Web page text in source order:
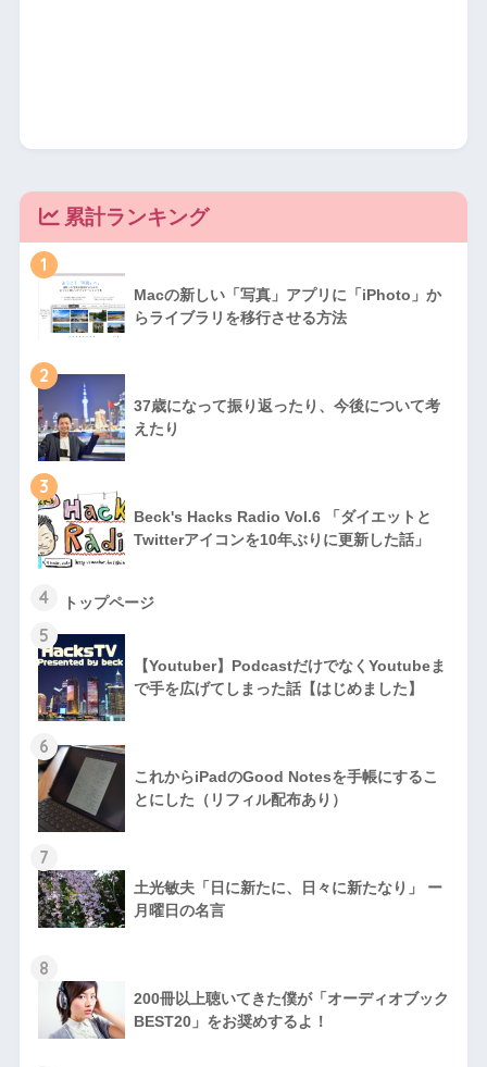
累計ランキング
1
Macの新しい「写真」アプリに「iPhoto」か
らライブラリを移行させる方法
2
37歳になって振り返ったり、今後について考
えたり
3
Beck's Hacks Radio Vol.6 「ダイエットと
Twitterアイコンを10年ぶりに更新した話」
4 トップページ
5
【Youtuber】PodcastだけでなくYoutubeま
で手を広げてしまった話【はじめました】
6
これからiPadのGood Notesを手帳にするこ
とにした（リフィル配布あり）
7
土光敏夫「日に新たに、日々に新たなり」 ー
月曜日の名言
8
200冊以上聴いてきた僕が「オーディオブック
BEST20」をお奨めするよ！